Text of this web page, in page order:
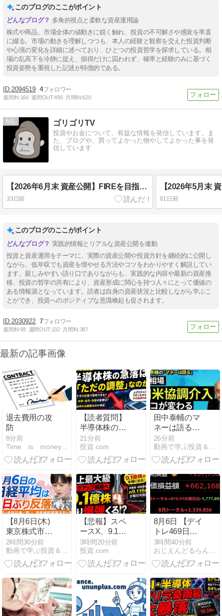
このブログのここがポイント
多角的視点と柔軟な資産運用論
株式や商品、市場全体の値動きに鋭く触れ、投資の不可解さや感覚を率直
に綴る。市場の動きを理解しつつも、本人の経験と観察を交えた投資判断
や心境の変化を詳細に述べており、ひとつの投資哲学を探求している。相
場の乱高下を冷静に捉え、損得だけに囚われず、確率と経験のみに基づく
投資姿勢を重視した記述が特徴的である。
2094519 4
週間IN:160 週間OUT:490 月間IN:620
6 ゴリゴリTV
投資やお金について、有益な情報を発信しています。ま
た、ブログや、買ってよかった物やしてよかった事を発
信しています
【2026年6月末 資産公開】FIREを目指す低年収夫婦の下剋上物語【資産4,100万円突破】
33日前 61日前
このブログのここがポイント
実践的情報とリアルな資産公開を連動
投資と資産運用をテーマに、実際の資産公開や投資方針を継続的に公開し
ながら、低年収でも資産を増やせる方法やコツをわかりやすく解説してい
ます。親しみやすい語り口でありながらも、実践的な内容や最新の資産推
移、投資の哲学の共有により、資産形成に関心を持つ人々にとって価値の
ある情報源となっています。読者は自身の資産状況と比較しながら学ぶこ
とができ、投資へのポジティブな意識喚起も促されます。
2030922 7
週間IN:93 週間OUT:132 月間IN:387
最新の記事画像
退去費用の攻
防
8分前
Time is moneyキムのお金日記
【読者質問】
半導体株の急
落は「ただの
調整」なの
か？
21分前
投資.com
田中泰輔のマ
ネーは語る：
【円相場】日
米協調介入 コ
コが変わる
楽天証券】
26分前
【8月6日(木)
東京株式市
場】日経平均
株価は反落📉
617円安も食
下支え／キオ
クシア急落、
サンディスク
見通し下振れ
2時間30分前
【悲報】スペ
ースX、9.1億
株の売り爆弾
くるｗｗｗｗ
ｗ
3時間20分前
投資.com
8月6日 【デイ
トレ469日
目】〜これは
負けだ。実現
プラスでも含
激減。AI関連
に逆風、危険
な状況に逆戻
り〜
3時間40分前